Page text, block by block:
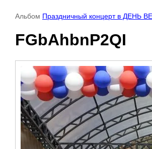
Альбом Праздничный концерт в ДЕНЬ
FGbAhbnP2QI